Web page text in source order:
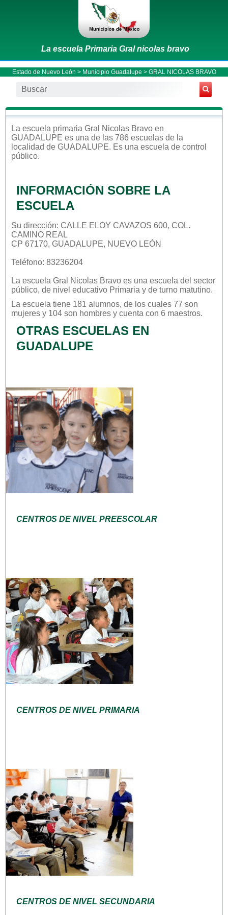
La escuela Primaria Gral nicolas bravo
Estado de Nuevo León > Municipio Guadalupe > GRAL NICOLAS BRAVO
La escuela primaria Gral Nicolas Bravo en
GUADALUPE es una de las 786 escuelas de la
localidad de GUADALUPE. Es una escuela de control
público.
INFORMACIÓN SOBRE LA
ESCUELA
Su dirección: CALLE ELOY CAVAZOS 600, COL.
CAMINO REAL
CP 67170, GUADALUPE, NUEVO LEÓN
Teléfono: 83236204
La escuela Gral Nicolas Bravo es una escuela del sector
público, de nivel educativo Primaria y de turno matutino.
La escuela tiene 181 alumnos, de los cuales 77 son
mujeres y 104 son hombres y cuenta con 6 maestros.
OTRAS ESCUELAS EN
GUADALUPE
CENTROS DE NIVEL PREESCOLAR
CENTROS DE NIVEL PRIMARIA
CENTROS DE NIVEL SECUNDARIA